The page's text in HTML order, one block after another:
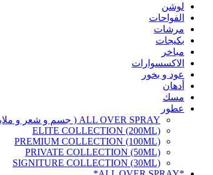
لوشن
الفواحات
مرشات
بكيجات
مباخر
الاكسسوارات
عود و بخور
أدهان
مسك
عطور
ALL OVER SPRAY ( جسم و شعر و ملابس)
ELITE COLLECTION (200ML)
PREMIUM COLLECTION (100ML)
PRIVATE COLLECTION (50ML)
SIGNITURE COLLECTION (30ML)